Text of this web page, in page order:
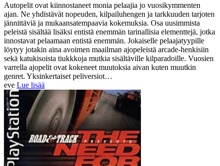
Autopelit ovat kiinnostaneet monia pelaajia jo vuosikymmenten
ajan. Ne yhdistävät nopeuden, kilpailuhengen ja tarkkuuden tarjoten
jännittäviä ja mukaansatempaavia kokemuksia. Osa uusimmista
peleistä sisältää lisäksi entistä enemmän tarinallisia elementtejä, jotka
innostavat pelaamaan entistä enemmän. Jokaiselle pelaajatyypille
löytyy jotakin aina avoimen maailman ajopeleistä arcade-henkisiin
sekä katukisoista tiukkkoja mutkia sisältäville kilparadoille. Vuosien
varrella ajopelit ovat kokeneet muutoksia aivan kuten muutkin
genret. Yksinkertaiset peliversiot…
eve Lue lisää